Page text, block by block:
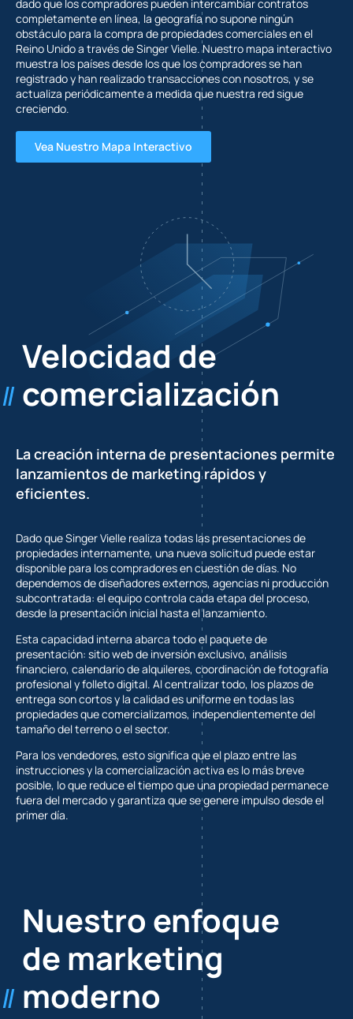
dado que los compradores pueden intercambiar contratos
completamente en línea, la geografía no supone ningún
obstáculo para la compra de propiedades comerciales en el
Reino Unido a través de Singer Vielle. Nuestro mapa interactivo
muestra los países desde los que los compradores se han
registrado y han realizado transacciones con nosotros, y se
actualiza periódicamente a medida que nuestra red sigue
creciendo.
Vea Nuestro Mapa Interactivo
Velocidad de
comercialización
La creación interna de presentaciones permite
lanzamientos de marketing rápidos y
eficientes.
Dado que Singer Vielle realiza todas las presentaciones de
propiedades internamente, una nueva solicitud puede estar
disponible para los compradores en cuestión de días. No
dependemos de diseñadores externos, agencias ni producción
subcontratada: el equipo controla cada etapa del proceso,
desde la presentación inicial hasta el lanzamiento.
Esta capacidad interna abarca todo el paquete de
presentación: sitio web de inversión exclusivo, análisis
financiero, calendario de alquileres, coordinación de fotografía
profesional y folleto digital. Al centralizar todo, los plazos de
entrega son cortos y la calidad es uniforme en todas las
propiedades que comercializamos, independientemente del
tamaño del terreno o el sector.
Para los vendedores, esto significa que el plazo entre las
instrucciones y la comercialización activa es lo más breve
posible, lo que reduce el tiempo que una propiedad permanece
fuera del mercado y garantiza que se genere impulso desde el
primer día.
Nuestro enfoque
de marketing
moderno